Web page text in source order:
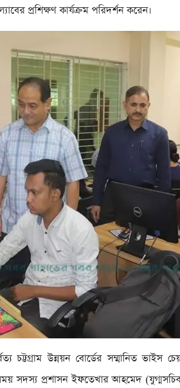
প্রশিক্ষণ কার্যক্রম পরিদর্শন করেন।
চট্টগ্রাম উন্নয়ন বোর্ডের সম্মানিত ভাইস
সদস্য প্রশাসন ইফতেখার আহমেদ